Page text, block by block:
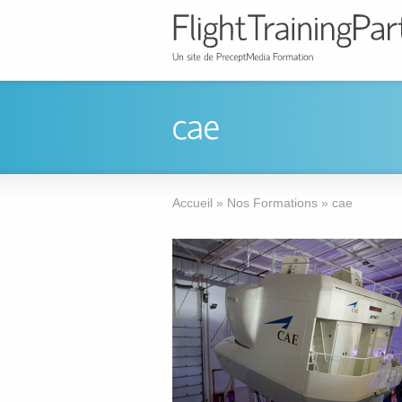
Accueil » Nos Formations » cae